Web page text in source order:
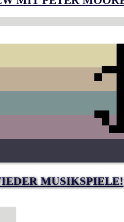
MUSIKSPIELE!